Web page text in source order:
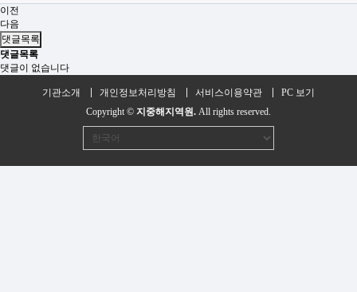
이전
다음
댓글목록
댓글목록
댓글이 없습니다
기관소개 개인정보처리방침 서비스이용약관
PC 보기
Copyright © 지중해지역원. All rights reserved.